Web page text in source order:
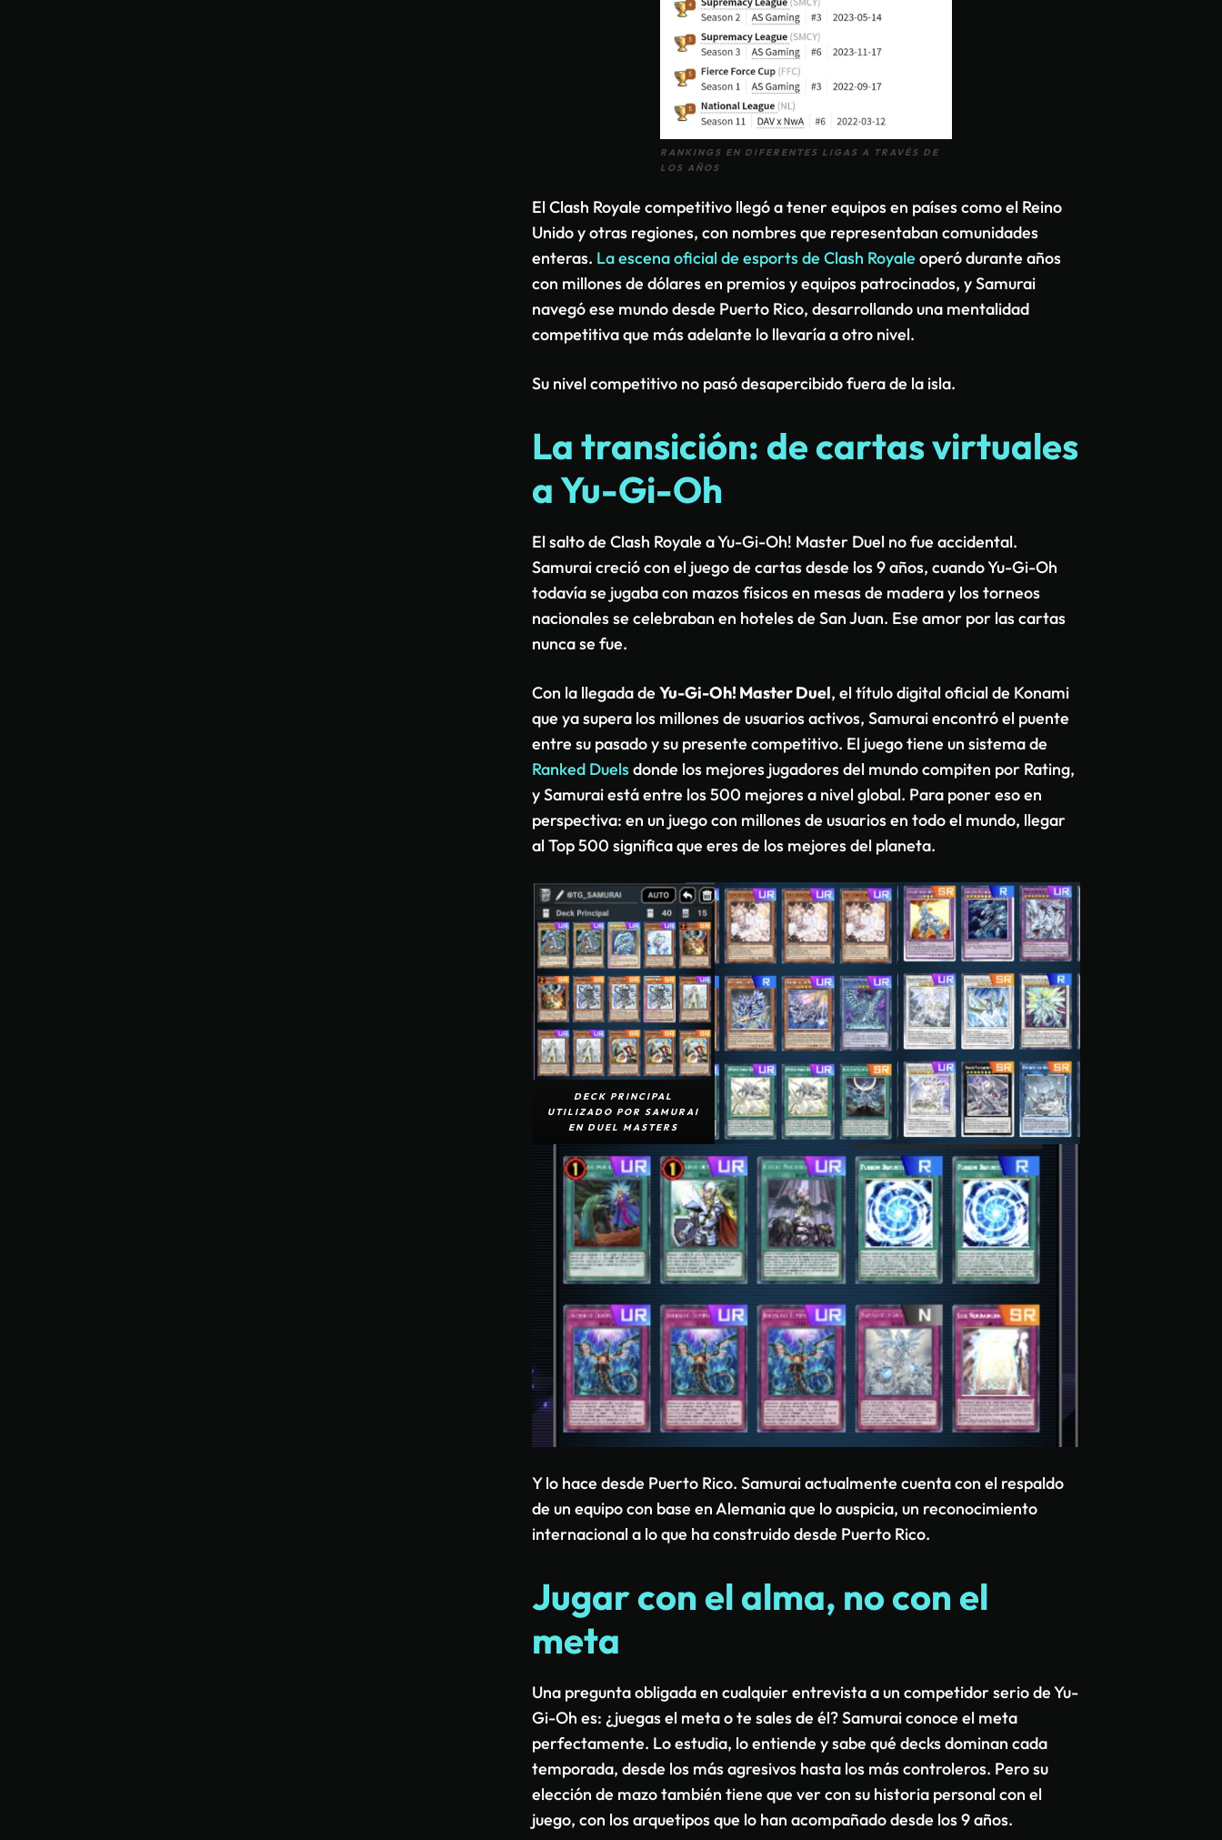
RANKINGS EN DIFERENTES LIGAS A TRAVÉS DE
LOS AÑOS
El Clash Royale competitivo llegó a tener equipos en países como el Reino
Unido y otras regiones, con nombres que representaban comunidades
enteras. La escena oficial de esports de Clash Royale operó durante años
con millones de dólares en premios y equipos patrocinados, y Samurai
navegó ese mundo desde Puerto Rico, desarrollando una mentalidad
competitiva que más adelante lo llevaría a otro nivel.
Su nivel competitivo no pasó desapercibido fuera de la isla.
La transición: de cartas virtuales
a Yu-Gi-Oh
El salto de Clash Royale a Yu-Gi-Oh! Master Duel no fue accidental.
Samurai creció con el juego de cartas desde los 9 años, cuando Yu-Gi-Oh
todavía se jugaba con mazos físicos en mesas de madera y los torneos
nacionales se celebraban en hoteles de San Juan. Ese amor por las cartas
nunca se fue.
Con la llegada deYu-Gi-Oh! Master Duel, el título digital oficial de Konami
que ya supera los millones de usuarios activos, Samurai encontró el puente
entre su pasado y su presente competitivo. El juego tiene un sistema de
Ranked Duelsdonde los mejores jugadores del mundo compiten por Rating,
y Samurai está entre los 500 mejores a nivel global. Para poner eso en
perspectiva: en un juego con millones de usuarios en todo el mundo, llegar
al Top 500 significa que eres de los mejores del planeta.
DECK PRINCIPAL
UTILIZADO POR SAMURAI
EN DUEL MASTERS
Y lo hace desde Puerto Rico. Samurai actualmente cuenta con el respaldo
de un equipo con base en Alemania que lo auspicia, un reconocimiento
internacional a lo que ha construido desde Puerto Rico.
Jugar con el alma, no con el
meta
Una pregunta obligada en cualquier entrevista a un competidor serio de Yu-
Gi-Oh es: ¿juegas el meta o te sales de él? Samurai conoce el meta
perfectamente. Lo estudia, lo entiende y sabe qué decks dominan cada
temporada, desde los más agresivos hasta los más controleros. Pero su
elección de mazo también tiene que ver con su historia personal con el
juego, con los arquetipos que lo han acompañado desde los 9 años.